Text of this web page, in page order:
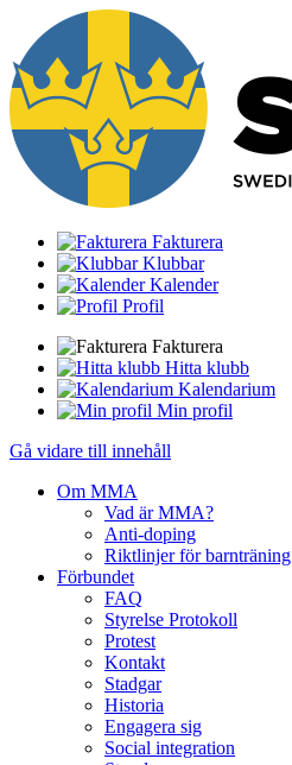
Fakturera
Klubbar
Kalender
Profil
Fakturera
Hitta klubb
Kalendarium
Min profil
Gå vidare till innehåll
Om MMA
Vad är MMA?
Anti-doping
Riktlinjer för barnträning
Förbundet
FAQ
Styrelse Protokoll
Protest
Kontakt
Stadgar
Historia
Engagera sig
Social integration